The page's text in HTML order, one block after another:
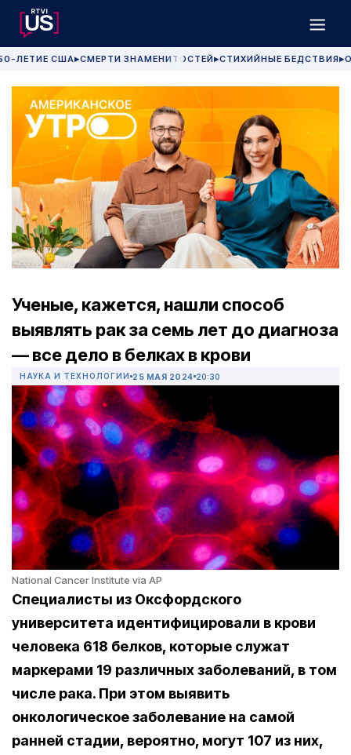
ЛЕТИЕ США▶СМЕРТИ ЗНАМЕНИТОСТЕЙ▶СТИХИЙНЫЕ БЕДСТВИЯ▶
Ученые, кажется, нашли способ
выявлять рак за семь лет до диагноза
— все дело в белках в крови
НАУКА И ТЕХНОЛОГИИ 25 МАЯ 2024 20:30
National Cancer Institute via AP
Специалисты из Оксфордского
университета идентифицировали в крови
человека 618 белков, которые служат
маркерами 19 различных заболеваний, в том
числе рака. При этом выявить
онкологическое заболевание на самой
ранней стадии, вероятно, могут 107 из них,